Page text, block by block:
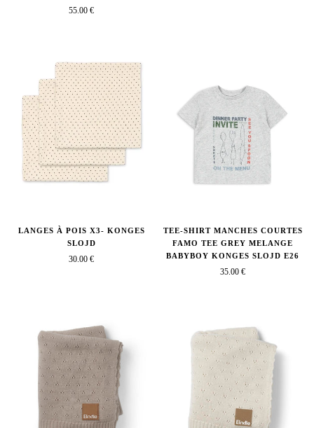
55.00 €
LANGES À POIS X3- KONGES
SLOJD
30.00 €
TEE-SHIRT MANCHES COURTES
FAMO TEE GREY MELANGE
BABYBOY KONGES SLOJD E26
35.00 €